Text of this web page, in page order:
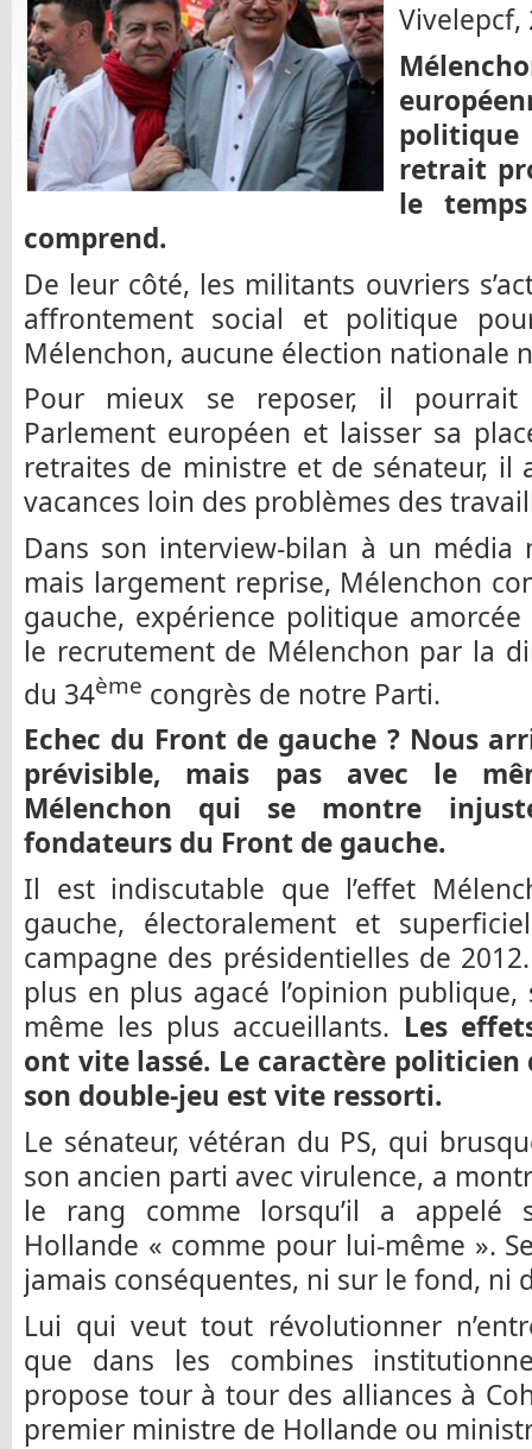
Vivelepcf,
retrait
le
comprend.
De leur côté, les militants ouvriers
affrontement social et politique
Mélenchon, aucune élection nationale
Pour mieux se reposer, il pourrait
Parlement européen et laisser sa
retraites de ministre et de sénateur, il
vacances loin des problèmes des
Dans son interview-bilan à un média
mais largement reprise, Mélenchon
gauche, expérience politique
le recrutement de Mélenchon par la
du 34ème congrès de notre Parti.
Echec du Front de gauche ? Nous
prévisible, mais pas avec le
Mélenchon qui se montre
fondateurs du Front de gauche.
Il est indiscutable que l’effet
gauche, électoralement et
campagne des présidentielles de
plus en plus agacé l’opinion
même les plus accueillants. Les
ont vite lassé. Le caractère politicien
son double-jeu est vite ressorti.
Le sénateur, vétéran du PS, qui
son ancien parti avec virulence, a
le rang comme lorsqu’il a appelé
Hollande « comme pour lui-même ».
jamais conséquentes, ni sur le fond, ni
Lui qui veut tout révolutionner
que dans les combines
propose tour à tour des alliances à
premier ministre de Hollande ou